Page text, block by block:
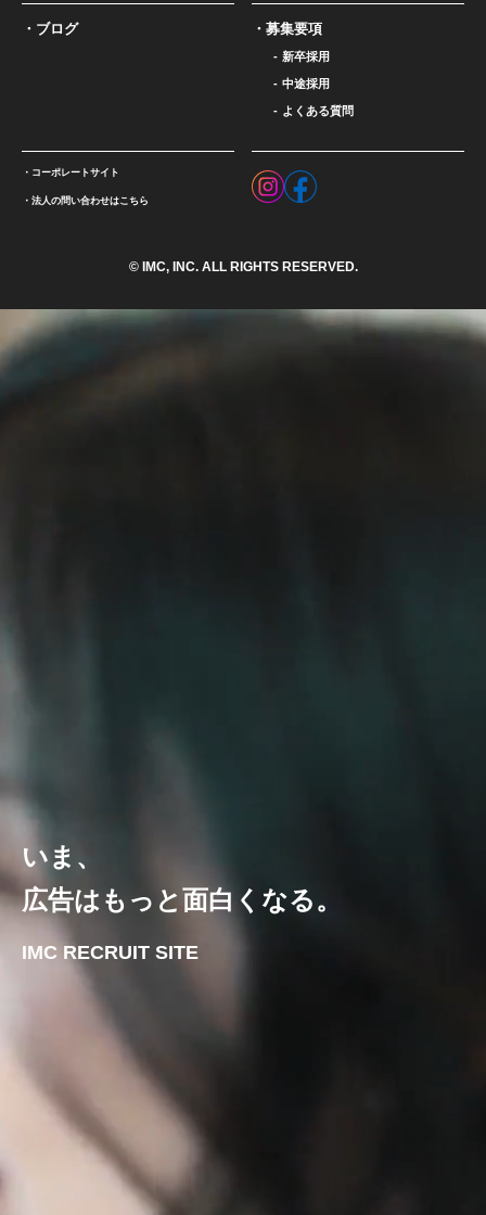
ブログ 募集要項
新卒採用
中途採用
よくある質問
コーポレートサイト
法人の問い合わせはこちら
© IMC, INC. ALL RIGHTS RESERVED.
いま、
広告はもっと面白くなる。
IMC RECRUIT SITE